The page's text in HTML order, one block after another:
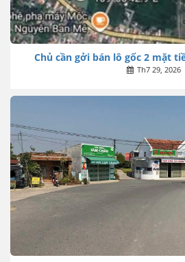
Chủ cần gởi bán lô gốc 2 mặt
Th7 29, 2026